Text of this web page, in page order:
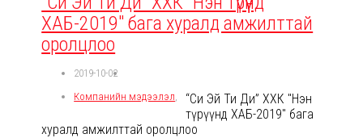
ХАБ-2019" бага хуралд амжилттай
оролцлоо
2019-10-02
Компанийн мэдээлэл,
“Си Эй Ти Ди” ХХК "Нэн
түрүүнд ХАБ-2019" бага
хуралд амжилттай оролцлоо